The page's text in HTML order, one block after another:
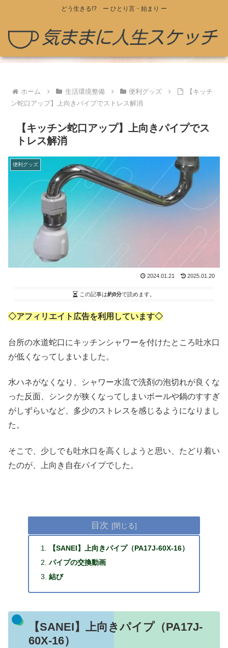
どう生きる!? ー ひとり言・始まり ー
ホーム 生活環境整備 便利グッズ
【キッチ
ン蛇口アップ】上向きパイプでストレス解消
【キッチン蛇口アップ】上向きパイプでス
トレス解消
便利グッズ
2024.01.21 2025.01.20
この記事は約8分で読めます。
◇アフィリエイト広告を利用しています◇
台所の水道蛇口にキッチンシャワーを付けたところ吐水口
が低くなってしまいました。
水ハネがなくなり、シャワー水流で洗剤の泡切れが良くな
った反面、シンクが狭くなってしまいボールや鍋のすすぎ
がしずらいなど、多少のストレスを感じるようになりまし
た。
そこで、少しでも吐水口を高くしようと思い、たどり着い
たのが、上向き自在パイプでした。
目次
【SANEI】上向きパイプ（PA17J-60X-16）
パイプの交換動画
結び
【SANEI】上向きパイプ（PA17J-
60X-16）